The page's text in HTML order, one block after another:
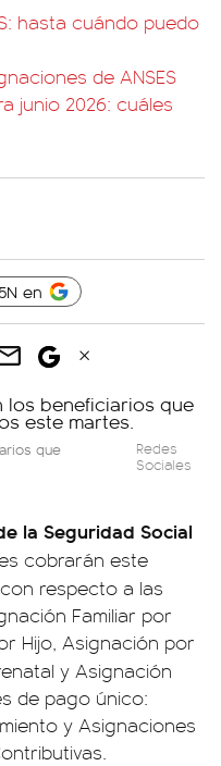
hasta cuándo puedo
de ANSES
junio 2026: cuáles
en
que
Redes
Sociales
la Seguridad Social
cobrarán este
con respecto a las
Familiar por
Hijo, Asignación por
y Asignación
de pago único:
y Asignaciones